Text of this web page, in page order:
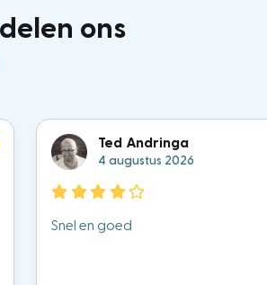
ons
Ted Andringa
4 augustus 2026
Snel en goed